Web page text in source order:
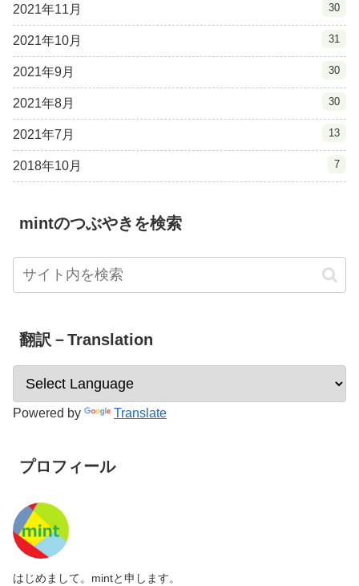
2021年11月 30
2021年10月 31
2021年9月 30
2021年8月 30
2021年7月 13
2018年10月 7
mintのつぶやきを検索
翻訳－Translation
Powered by Translate
プロフィール
はじめまして。mintと申します。